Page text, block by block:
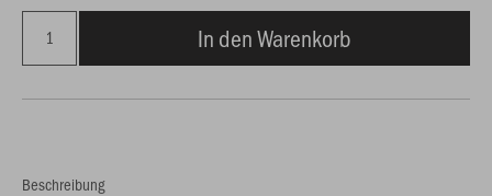
In den Warenkorb
Beschreibung